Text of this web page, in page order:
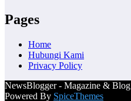
Pages
Home
Hubungi Kami
Privacy Policy
NewsBlogger - Magazine & Blog
Powered By SpiceThemes